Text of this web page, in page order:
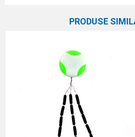
Alte
PRODUSE